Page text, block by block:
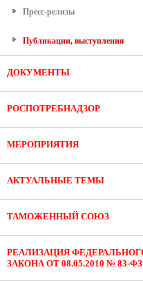
Пресс-релизы
Публикации, выступления
ДОКУМЕНТЫ
РОСПОТРЕБНАДЗОР
МЕРОПРИЯТИЯ
АКТУАЛЬНЫЕ ТЕМЫ
ТАМОЖЕННЫЙ СОЮЗ
РЕАЛИЗАЦИЯ
ЗАКОНА ОТ 08.05.2010 № 83-ФЗ